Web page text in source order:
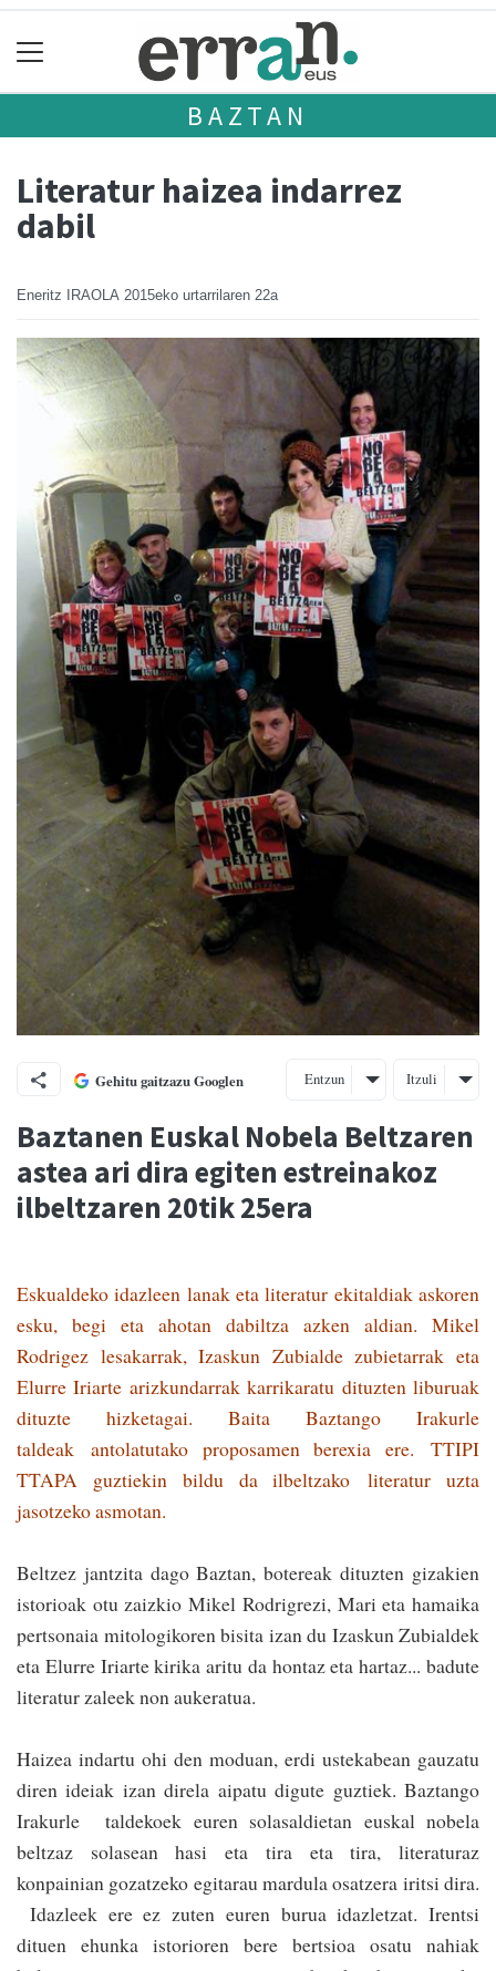
BAZTAN
Literatur haizea indarrez
dabil
Eneritz IRAOLA 2015eko urtarrilaren 22a
Gehitu gaitzazu Googlen Entzun Itzuli
Baztanen Euskal Nobela Beltzaren
astea ari dira ­egiten estreinakoz
ilbeltzaren 20tik 25era
Eskualdeko idazleen lanak eta literatur ekitaldiak askoren
esku, begi eta ahotan dabiltza azken aldian. Mikel
Rodrigez lesakarrak, Izaskun Zubialde zubietarrak eta
Elurre Iriarte arizkundarrak karrikaratu dituzten liburuak
dituzte hizketagai. Baita Baztango Irakurle
taldeak antolatutako proposamen berexia ere. TTIPI
TTAPA guztiekin bildu da ilbeltzakoliteratur uzta
jasotzeko asmotan.
Beltzez jantzita dago Baztan, botereak dituzten gizakien
istorioak otu zaizkio Mikel Rodrigrezi, Mari eta hamaika
per­tsonaia mitologikoren bisita izan du Izaskun Zubialdek
eta Elurre Iriarte kirika aritu da hontaz eta hartaz... badute
literatur zaleek non aukeratua.
Haizea indartu ohi den moduan, erdi ustekabean gauzatu
diren ideiak izan direla aipatu digute guztiek. Baztango
Irakurle taldekoek euren solasaldietan euskal nobela
beltzaz solasean­ hasi eta tira eta tira, literaturaz
konpainian gozatzeko egitarau mardula osa­tzera iritsi dira.
Idazleek ere ez zuten euren burua idazletzat. Irentsi
dituen ehunka istorioren bere bertsioa osatu nahiak